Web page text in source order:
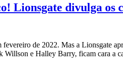
Lionsgate divulga
fevereiro de 2022. Mas a Lionsgate
Willson e Halley Barry, ficam cara a